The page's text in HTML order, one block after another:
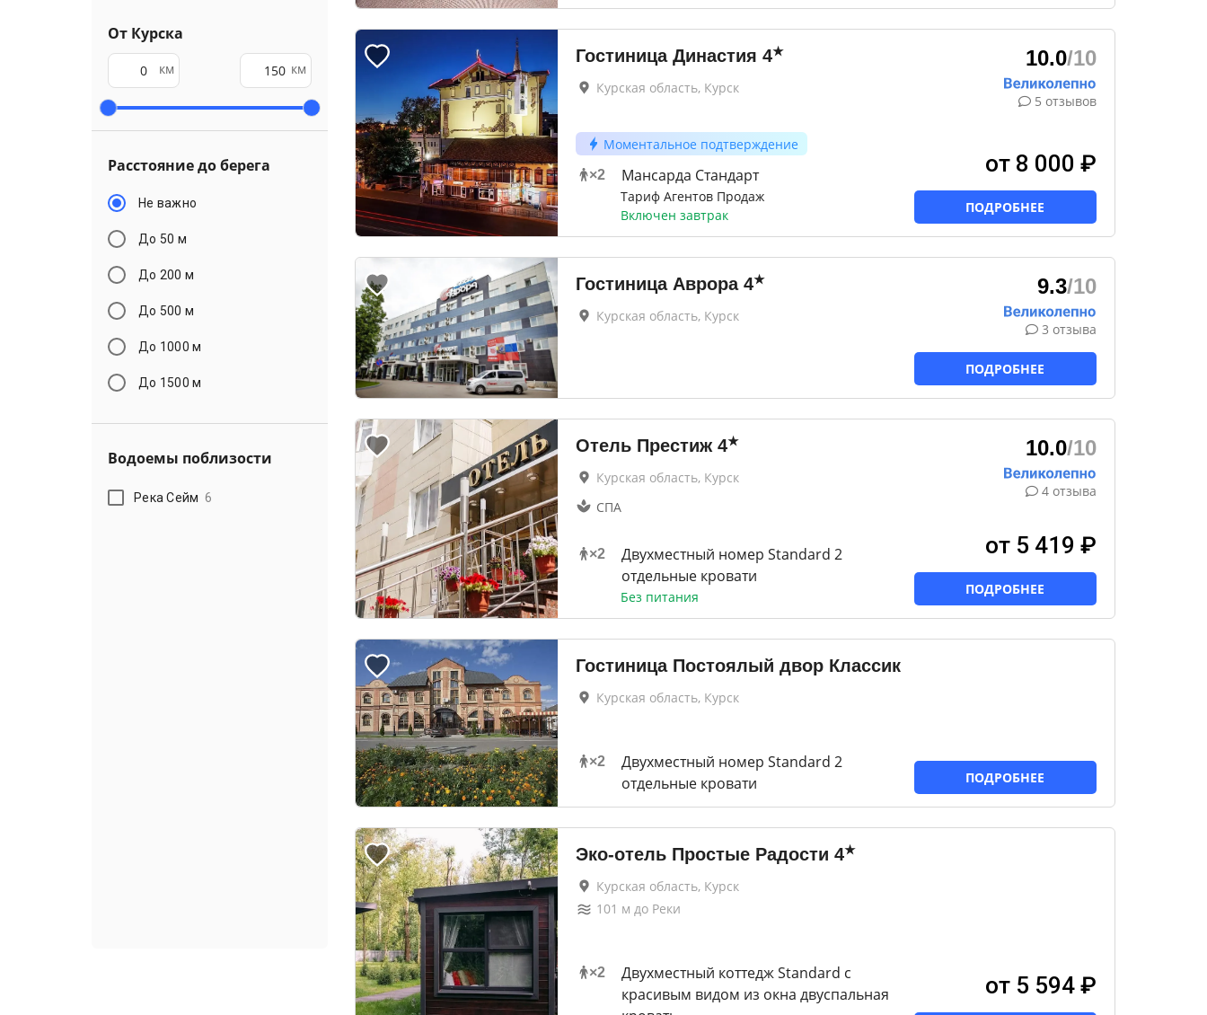
От Курска
км км
Расстояние до берега
Не важно
До 50 м
До 200 м
До 500 м
До 1000 м
До 1500 м
Водоемы поблизости
Река Сейм 6
Гостиница Династия 4★
Курская область, Курск
Моментальное подтверждение
×2 Мансарда Стандарт
Тариф Агентов Продаж
Включен завтрак
10.0/10
5 отзывов
от 8 000 ₽
ПОДРОБНЕЕ
Гостиница Аврора 4★
Курская область, Курск
9.3/10
3 отзыва
ПОДРОБНЕЕ
Отель Престиж 4★
Курская область, Курск
СПА
×2
Двухместный номер Standard 2
отдельные кровати
Без питания
10.0/10
4 отзыва
от 5 419 ₽
ПОДРОБНЕЕ
Гостиница Постоялый двор Классик
Курская область, Курск
×2
Двухместный номер Standard 2
отдельные кровати
ПОДРОБНЕЕ
Эко-отель Простые Радости 4★
Курская область, Курск
101 м до Реки
×2
Двухместный коттедж Standard с
красивым видом из окна двуспальная
от 5 594 ₽